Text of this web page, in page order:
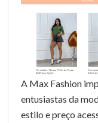
A Max Fashion
entusiastas da
estilo e preço